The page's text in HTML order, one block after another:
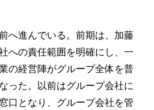
へ進んでいる。前期は、加藤
への責任範囲を明確にし、一
の経営陣がグループ全体を普
った。以前はグループ会社に
口となり、グループ会社を管